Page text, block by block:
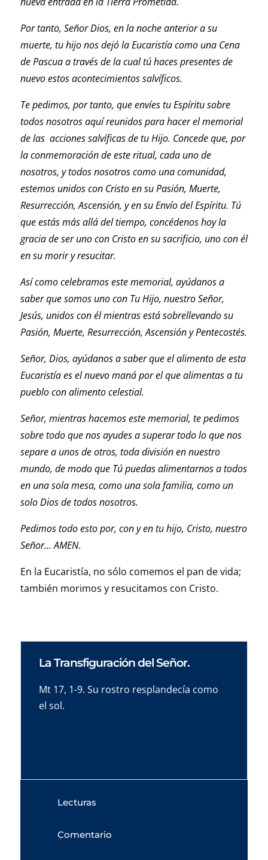
Por tanto, Señor Dios, en la noche anterior a su
muerte, tu hijo nos dejó la Eucaristía como una Cena
de Pascua a través de la cual tú haces presentes de
nuevo estos acontecimientos salvíficos.
Te pedimos, por tanto, que envíes tu Espíritu sobre
todos nosotros aquí reunidos para hacer el memorial
de las acciones salvíficas de tu Hijo. Concede que, por
la conmemoración de este ritual, cada uno de
nosotros, y todos nosotros como una comunidad,
estemos unidos con Cristo en su Pasión, Muerte,
Resurrección, Ascensión, y en su Envío del Espíritu. Tú
que estás más allá del tiempo, concédenos hoy la
gracia de ser uno con Cristo en su sacrificio, uno con él
en su morir y resucitar.
Así como celebramos este memorial, ayúdanos a
saber que somos uno con Tu Hijo, nuestro Señor,
Jesús, unidos con él mientras está sobrellevando su
Pasión, Muerte, Resurrección, Ascensión y Pentecostés.
Señor, Dios, ayúdanos a saber que el alimento de esta
Eucaristía es el nuevo maná por el que alimentas a tu
pueblo con alimento celestial.
Señor, mientras hacemos este memorial, te pedimos
sobre todo que nos ayudes a superar todo lo que nos
separe a unos de otros, toda división en nuestro
mundo, de modo que Tú puedas alimentarnos a todos
en una sola mesa, como una sola familia, como un
solo Dios de todos nosotros.
Pedimos todo esto por, con y en tu hijo, Cristo, nuestro
Señor… AMEN.
En la Eucaristía, no sólo comemos el pan de vida;
también morimos y resucitamos con Cristo.
La Transfiguración del Señor.
Mt 17, 1-9. Su rostro resplandecía como
el sol.
Lecturas
Comentario